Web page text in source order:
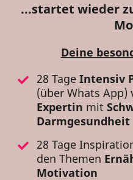
...startet wieder
Deine
28 Tage Intensiv
(über Whats App)
Expertin mit
Darmgesundheit
28 Tage
den Themen
Motivation